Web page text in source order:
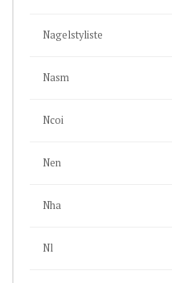
Nagelstyliste
Nasm
Ncoi
Nen
Nha
Nl